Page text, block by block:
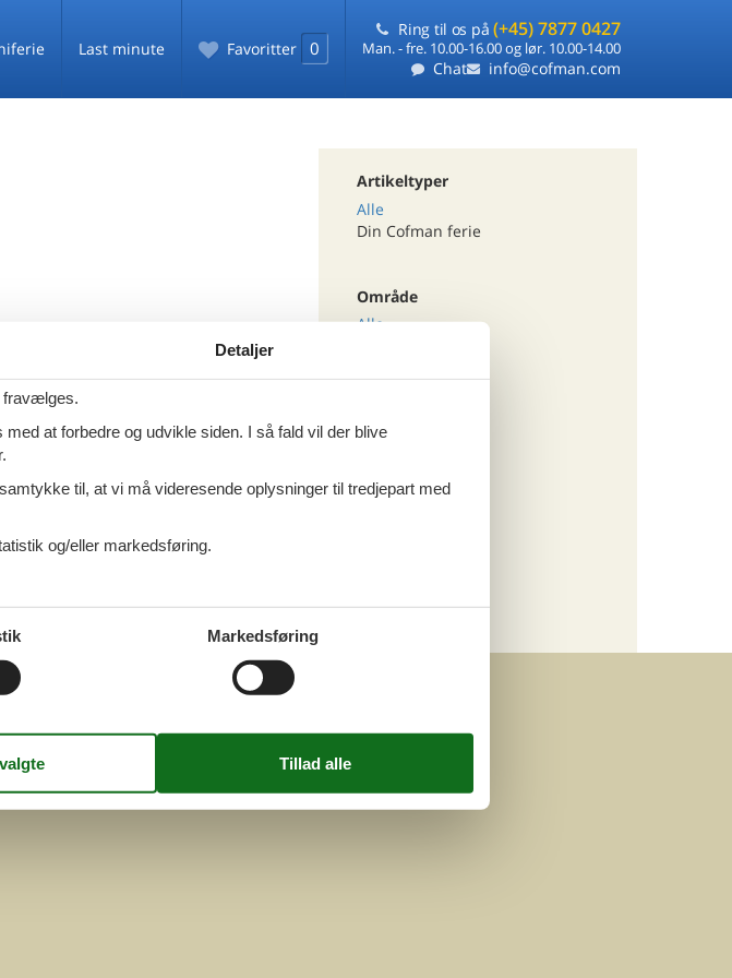
Last minute Favoritter 0
Ring til os på (+45) 7877 0427
Man. - fre. 10.00-16.00 og lør. 10.00-14.00
Chat info@cofman.com
Artikeltyper
Alle
Din Cofman ferie
Område
Alle
Alle
Luksus
FØLG OS PÅ
Facebook
Detaljer
at forbedre og udvikle siden. I så fald vil der blive
til, at vi må videresende oplysninger til tredjepart med
og/eller markedsføring.
Markedsføring